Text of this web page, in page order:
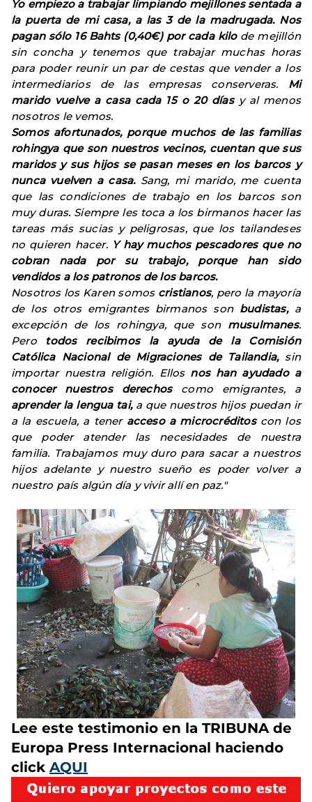
Yo empiezo a trabajar limpiando mejillones sentada a
la puerta de mi casa, a las 3 de la madrugada. Nos
pagan sólo 16 Bahts (0,40€) por cada kilode mejillón
sin concha y tenemos que trabajar muchas horas
para poder reunir un par de cestas que vender a los
intermediarios de las empresas conserveras. Mi
marido vuelve a casa cada 15 o 20 díasy al menos
nosotros le vemos.
Somos afortunados, porque muchos de las familias
rohingya que son nuestros vecinos, cuentan que sus
maridos y sus hijos se pasan meses en los barcos y
nunca vuelven a casa.Sang, mi marido, me cuenta
que las condiciones de trabajo en los barcos son
muy duras. Siempre les toca a los birmanos hacer las
tareas más sucias y peligrosas, que los tailandeses
no quieren hacer. Y hay muchos pescadores que no
cobran nada por su trabajo, porque han sido
vendidos a los patronos de los barcos.
Nosotros los Karen somos cristianos, pero la mayoría
de los otros emigrantes birmanos son budistas,a
excepción de los rohingya, que son musulmanes.
Pero todos recibimos la ayuda de la Comisión
Católica Nacional de Migraciones de Tailandia,sin
importar nuestra religión. Ellos nos han ayudado a
conocer nuestros derechoscomo emigrantes, a
aprender la lengua tai,a que nuestros hijos puedan ir
a la escuela, a teneracceso a microcréditoscon los
que poder atender las necesidades de nuestra
familia. Trabajamos muy duro para sacar a nuestros
hijos adelante y nuestro sueño es poder volver a
nuestro país algún día y vivir allí en paz."
Lee este testimonio en la TRIBUNA de
Europa Press Internacional haciendo
click AQUI